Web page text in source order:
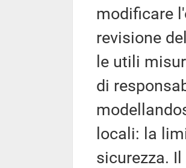
modificare
revisione
le utili
di
locali: la
sicurezza.